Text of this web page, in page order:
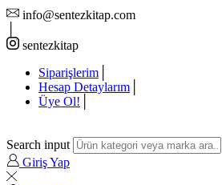
info@sentezkitap.com
sentezkitap
Siparişlerim
Hesap Detaylarım
Üye Ol!
Search input
Giriş Yap